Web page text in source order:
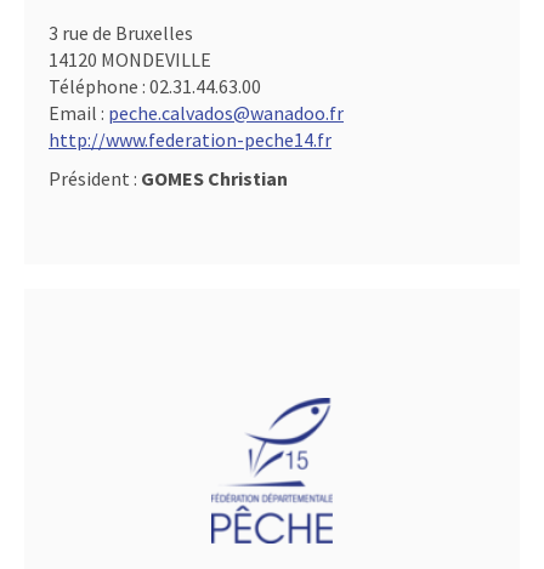
3 rue de Bruxelles
14120 MONDEVILLE
Téléphone : 02.31.44.63.00
Email : peche.calvados@wanadoo.fr
http://www.federation-peche14.fr
Président : GOMES Christian